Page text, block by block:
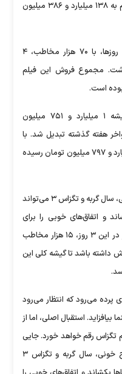
میلیون تومان فروخت تا فروش کلی فیلم به ۱۳۸ میلیارد و ۳۸۶ میلیون
سال گربه، سومین فیلم پرمخاطب این روزها، با ۷۰ هزار مخاطب، ۴
داشت. مجموع فروش این فیلم
بی‌بدن نیز با ۲۵ هزار مخاطب و گیشه ۱ میلیارد و ۷۵۱ میلیون
هفته گذشته تبدیل شد. با
این آمار، فروش کلی این فیلم به ۳۷ میلیارد و ۷۹۷ میلیون تومان رسیده
نمایش ۴ فیلم مست عشق، تمساح خونی، سال گربه و تگزاس ۳ می‌تواند
و اتفاق‌های خوبی را برای
سینما‌های کشور رقم بزندآسمان غرب نیز در این ۳ روز، ۱۵ هزار مخاطب
تومان فروش داشته باشد تا گیشه کلی این
پرده می‌رود که انتظار می‌رود
استقبال اصلی، اما از
تگزاس رقم خواهد خورد. جایی
که نمایش ۴ فیلم مست عشق، تمساح خونی، سال گربه و تگزاس ۳